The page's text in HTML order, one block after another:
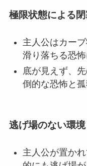
極限状態による
主人公はカー
滑り落ちる恐
底が見えず、
倒的な恐怖と孤
逃げ場のない環境
主人公が置か